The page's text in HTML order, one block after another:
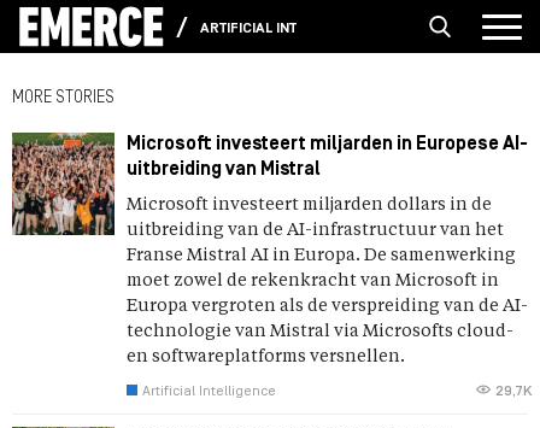
ARTIFICIAL INTELLIGENCE
MORE STORIES
Microsoft investeert miljarden in Europese AI-
uitbreiding van Mistral
Microsoft investeert miljarden dollars in de
uitbreiding van de AI-infrastructuur van het
Franse Mistral AI in Europa. De samenwerking
moet zowel de rekenkracht van Microsoft in
Europa vergroten als de verspreiding van de AI-
technologie van Mistral via Microsofts cloud-
en softwareplatforms versnellen.
Artificial Intelligence 29,7K